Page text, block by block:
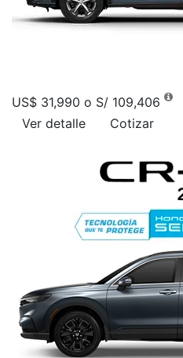
US$ 31,990 o S/ 109,406
Ver detalle
Cotizar